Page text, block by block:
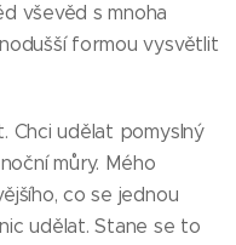
vševěd s mnoha
formou vysvětlit
Chci udělat pomyslný
můry. Mého
co se jednou
udělat. Stane se to